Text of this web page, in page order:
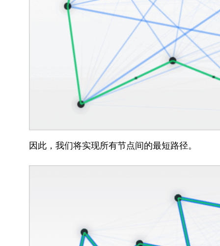
因此，我们将实现所有节点间的最短路径。